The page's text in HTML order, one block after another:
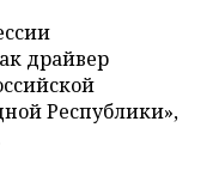
драйвер
Республики»,